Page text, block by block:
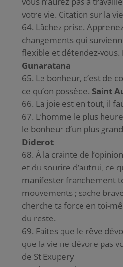
votre vie. Citation sur la
Lâchez prise.
changements qui
flexible et détendez-vous.
Gunaratana
Le bonheur, c’est de
ce qu’on possède. Saint
La joie est en tout, il
L’homme le plus
le bonheur d’un plus
Diderot
À la crainte de
et du sourire d’autrui, ce
manifester franchement
mouvements ; sache
cherche ta force en toi-
du reste.
Faites que le rêve
que la vie ne dévore pas
de St Exupery